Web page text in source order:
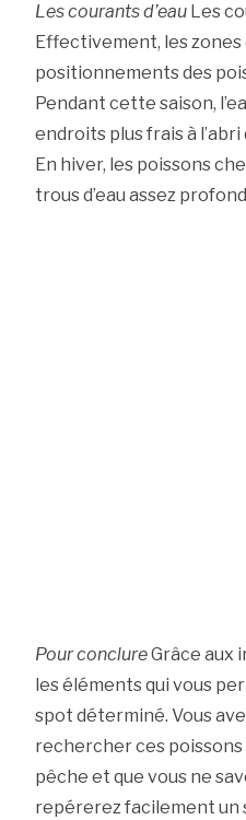
Les courants d’eauLes
Effectivement, les
positionnements des
Pendant cette saison,
endroits plus frais à
En hiver, les poissons
trous d’eau assez
Pour conclureGrâce aux
les éléments qui vous
spot déterminé. Vous
rechercher ces poissons
pêche et que vous ne
repérerez facilement un